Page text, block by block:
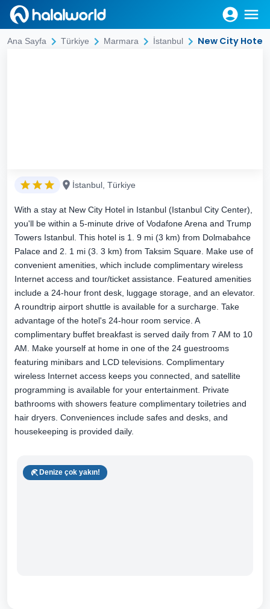
Ana Sayfa Türkiye Marmara İstanbul New City Hotel
İstanbul, Türkiye
With a stay at New City Hotel in Istanbul (Istanbul City Center),
you'll be within a 5-minute drive of Vodafone Arena and Trump
Towers Istanbul. This hotel is 1. 9 mi (3 km) from Dolmabahce
Palace and 2. 1 mi (3. 3 km) from Taksim Square. Make use of
convenient amenities, which include complimentary wireless
Internet access and tour/ticket assistance. Featured amenities
include a 24-hour front desk, luggage storage, and an elevator.
A roundtrip airport shuttle is available for a surcharge. Take
advantage of the hotel's 24-hour room service. A
complimentary buffet breakfast is served daily from 7 AM to 10
AM. Make yourself at home in one of the 24 guestrooms
featuring minibars and LCD televisions. Complimentary
wireless Internet access keeps you connected, and satellite
programming is available for your entertainment. Private
bathrooms with showers feature complimentary toiletries and
hair dryers. Conveniences include safes and desks, and
housekeeping is provided daily.
Denize çok yakın!